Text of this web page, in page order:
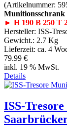
(Artikelnummer:
► H 190 B 250 T
Hersteller: ISS-
Gewicht.: 2.7 Kg
Lieferzeit: ca. 4
79.99 €
inkl. 19 % MwSt.
Details
ISS-